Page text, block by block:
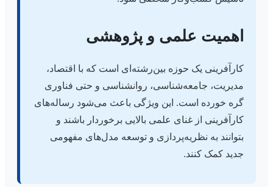
اهمیت علمی و پژوهشی
کارآفرینی یک حوزه بین‌رشته‌ای است که با اقتصاد،
مدیریت، جامعه‌شناسی، روانشناسی و حتی فناوری
گره خورده است. این ویژگی باعث می‌شود رساله‌های
کارآفرینی از غنای علمی بالایی برخوردار باشند و
بتوانند به نظریه‌پردازی و توسعه مدل‌های مفهومی
جدید کمک کنند.